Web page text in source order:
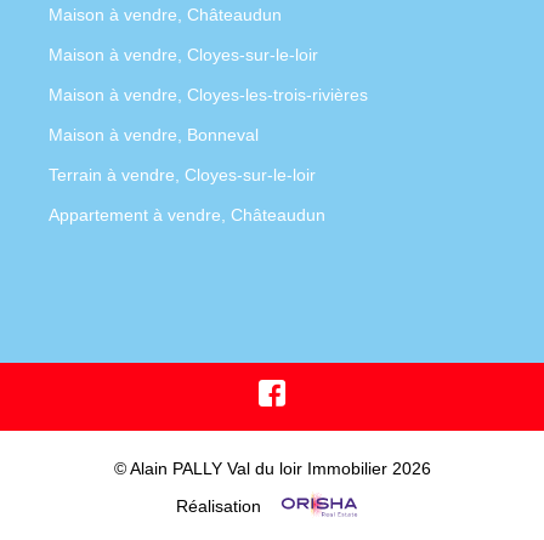
Maison à vendre, Châteaudun
Maison à vendre, Cloyes-sur-le-loir
Maison à vendre, Cloyes-les-trois-rivières
Maison à vendre, Bonneval
Terrain à vendre, Cloyes-sur-le-loir
Appartement à vendre, Châteaudun
© Alain PALLY Val du loir Immobilier 2026
Réalisation